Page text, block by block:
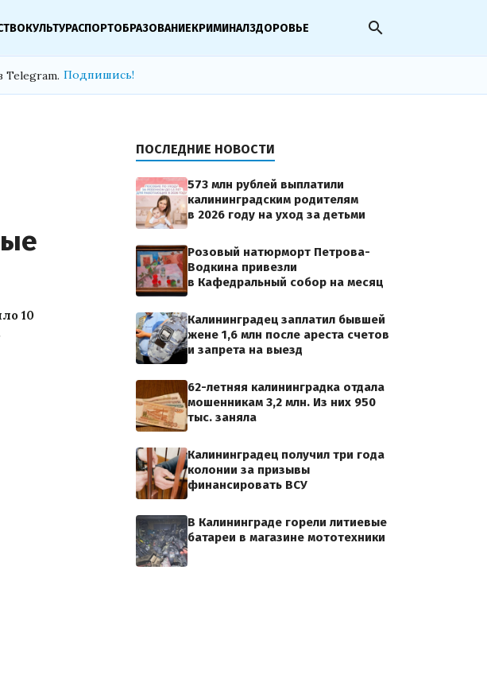
КУЛЬТУРАСПОРТОБРАЗОВАНИЕКРИМИНАЛЗДОРОВЬЕ search
Подпишись!
10
ПОСЛЕДНИЕ НОВОСТИ
573 млн рублей выплатили
калининградским родителям
в 2026 году на уход за детьми
Розовый натюрморт Петрова-
Водкина привезли
в Кафедральный собор на месяц
Калининградец заплатил бывшей
жене 1,6 млн после ареста счетов
и запрета на выезд
62-летняя калининградка отдала
мошенникам 3,2 млн. Из них 950
тыс. заняла
Калининградец получил три года
колонии за призывы
финансировать ВСУ
В Калининграде горели литиевые
батареи в магазине мототехники